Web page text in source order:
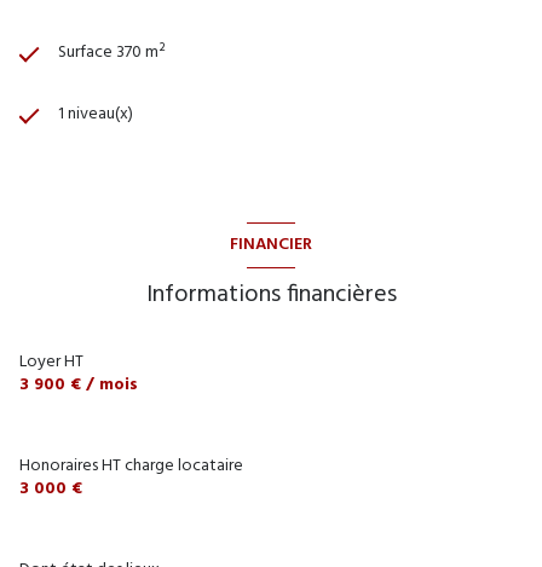
Surface 370 m²
1 niveau(x)
FINANCIER
Informations financières
Loyer HT
3 900 € / mois
Honoraires HT charge locataire
3 000 €